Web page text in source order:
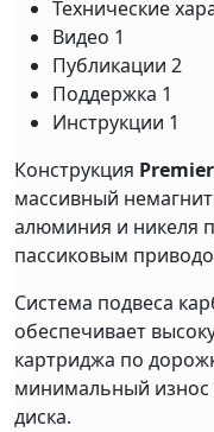
Технические
Видео 1
Публикации 2
Поддержка 1
Инструкции 1
Конструкция
массивный
алюминия и никеля
пассиковым
Система подвеса
обеспечивает
картриджа по
минимальный износ
диска.